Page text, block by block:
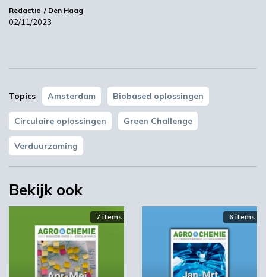
‘Grote groeikansen Europese markt voor biobased
BIC wil bindende vraagstimulering voor biobased
producten
Redactie Den Haag
02/11/2023
Topics Amsterdam Biobased oplossingen
Circulaire oplossingen Green Challenge
Verduurzaming
Bekijk ook
7 items 6 items